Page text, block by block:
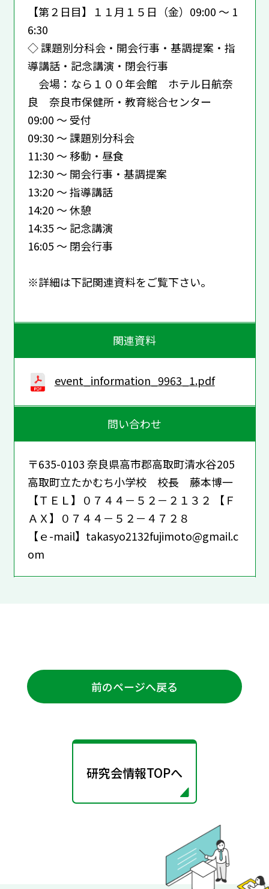
【第２日目】１１月１５日（金）09:00 ～ 1
6:30
◇ 課題別分科会・開会行事・基調提案・指
導講話・記念講演・閉会行事
会場：なら１００年会館 ホテル日航奈
良 奈良市保健所・教育総合センター
09:00 ～ 受付
09:30 ～ 課題別分科会
11:30 ～ 移動・昼食
12:30 ～ 開会行事・基調提案
13:20 ～ 指導講話
14:20 ～ 休憩
14:35 ～ 記念講演
16:05 ～ 閉会行事
※詳細は下記関連資料をご覧下さい。
関連資料
event_information_9963_1.pdf
問い合わせ
〒635-0103 奈良県高市郡高取町清水谷205
高取町立たかむち小学校 校長 藤本博一
【ＴＥＬ】０７４４－５２－２１３２ 【Ｆ
ＡＸ】０７４４－５２－４７２８
【ｅ-mail】takasyo2132fujimoto@gmail.c
om
前のページへ戻る
研究会情報TOPへ